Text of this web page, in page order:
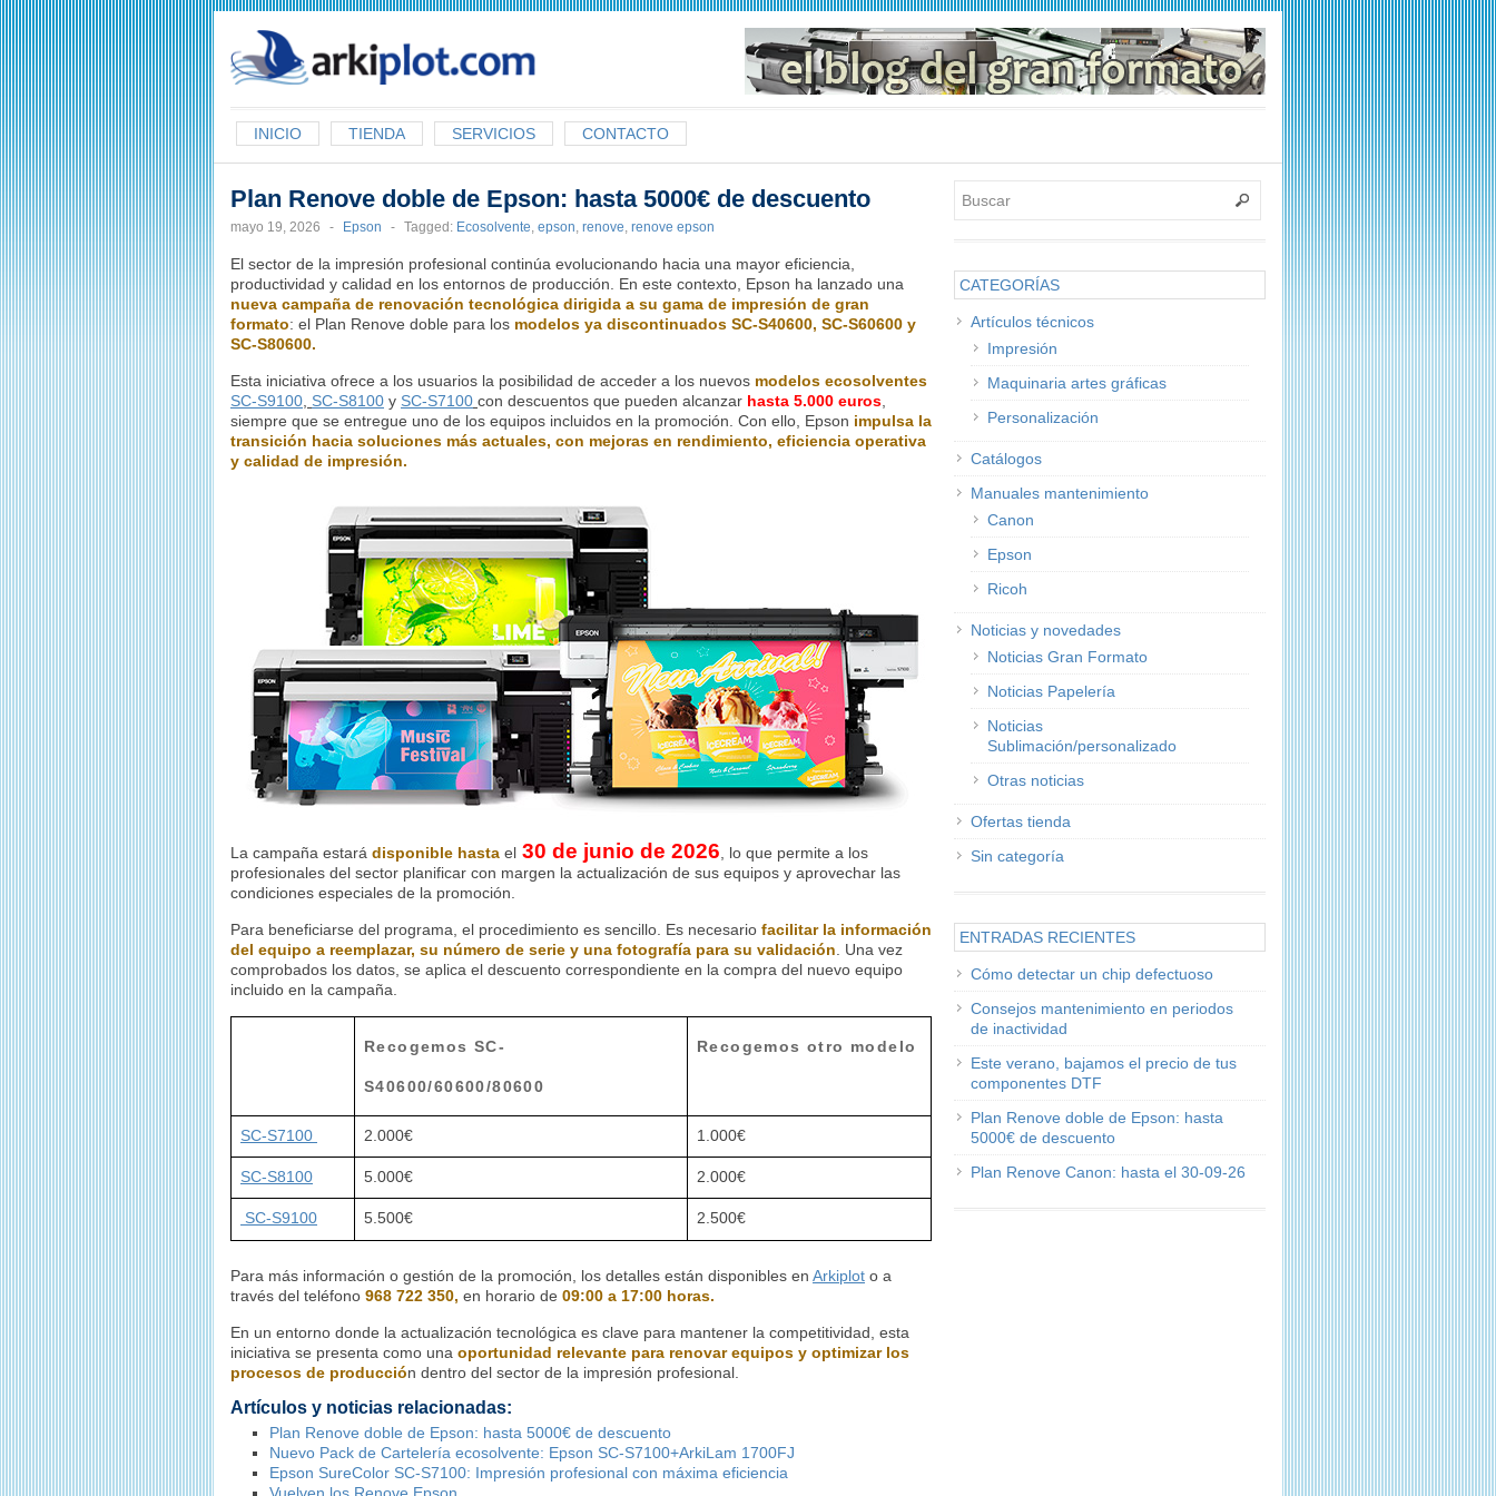
INICIO TIENDA SERVICIOS CONTACTO
Plan Renove doble de Epson: hasta 5000€ de descuento
mayo 19, 2026 - Epson - Tagged: Ecosolvente, epson, renove, renove epson
El sector de la impresión profesional continúa evolucionando hacia una mayor eficiencia,
productividad y calidad en los entornos de producción. En este contexto, Epson ha lanzado una
nueva campaña de renovación tecnológica dirigida a su gama de impresión de gran
formato: el Plan Renove doble para los modelos ya discontinuados SC-S40600, SC-S60600 y
SC-S80600.
Esta iniciativa ofrece a los usuarios la posibilidad de acceder a los nuevos modelos ecosolventes
SC-S9100 SC-S8100 y SC-S7100 con descuentos que pueden alcanzar hasta 5.000 euros
siempre que se entregue uno de los equipos incluidos en la promoción. Con ello, Epson impulsa la
transición hacia soluciones más actuales, con mejoras en rendimiento, eficiencia operativa
y calidad de impresión.
La campaña estará disponible hasta el 30 de junio de 2026 , lo que permite a los
profesionales del sector planificar con margen la actualización de sus equipos y aprovechar las
condiciones especiales de la promoción.
Para beneficiarse del programa, el procedimiento es sencillo. Es necesario facilitar la información
del equipo a reemplazar, su número de serie y una fotografía para su validación . Una vez
comprobados los datos, se aplica el descuento correspondiente en la compra del nuevo equipo
incluido en la campaña.
Recogemos SC-
S40600/60600/80600
Recogemos otro modelo
SC-S7100 2.000€ 1.000€
SC-S8100 5.000€ 2.000€
SC-S9100 5.500€ 2.500€
Para más información o gestión de la promoción, los detalles están disponibles en Arkiplot o a
través del teléfono 968 722 350, en horario de 09:00 a 17:00 horas.
En un entorno donde la actualización tecnológica es clave para mantener la competitividad, esta
iniciativa se presenta como una oportunidad relevante para renovar equipos y optimizar los
procesos de producción dentro del sector de la impresión profesional.
Artículos y noticias relacionadas:
Plan Renove doble de Epson: hasta 5000€ de descuento
Nuevo Pack de Cartelería ecosolvente: Epson SC-S7100+ArkiLam 1700FJ
Epson SureColor SC-S7100: Impresión profesional con máxima eficiencia
CATEGORÍAS
Artículos técnicos
Impresión
Maquinaria artes gráficas
Personalización
Catálogos
Manuales mantenimiento
Canon
Epson
Ricoh
Noticias y novedades
Noticias Gran Formato
Noticias Papelería
Noticias
Sublimación/personalizado
Otras noticias
Ofertas tienda
Sin categoría
ENTRADAS RECIENTES
Cómo detectar un chip defectuoso
Consejos mantenimiento en periodos
de inactividad
Este verano, bajamos el precio de tus
componentes DTF
Plan Renove doble de Epson: hasta
5000€ de descuento
Plan Renove Canon: hasta el 30-09-26